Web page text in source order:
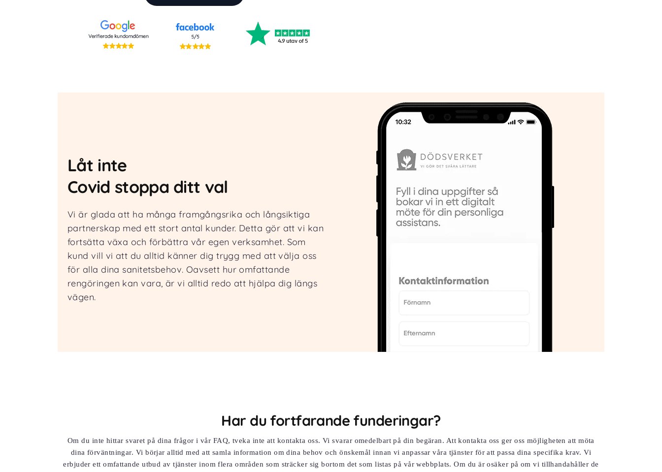
Låt inte
Covid stoppa ditt val
Vi är glada att ha många framgångsrika och långsiktiga
partnerskap med ett stort antal kunder. Detta gör att vi kan
fortsätta växa och förbättra vår egen verksamhet. Som
kund vill vi att du alltid känner dig trygg med att välja oss
för alla dina sanitetsbehov. Oavsett hur omfattande
rengöringen kan vara, är vi alltid redo att hjälpa dig längs
vägen.
Har du fortfarande funderingar?
Om du inte hittar svaret på dina frågor i vår FAQ, tveka inte att kontakta oss. Vi svarar omedelbart på din begäran. Att kontakta oss ger oss möjligheten att möta
dina förväntningar. Vi börjar alltid med att samla information om dina behov och önskemål innan vi anpassar våra tjänster för att passa dina specifika krav. Vi
erbjuder ett omfattande utbud av tjänster inom flera områden som sträcker sig bortom det som listas på vår webbplats. Om du är osäker på om vi tillhandahåller de